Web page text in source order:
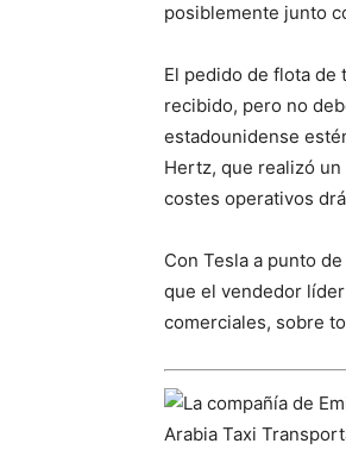
posiblemente junto
El pedido de flota de
recibido, pero no
estadounidense
Hertz, que realizó
costes operativos
Con Tesla a punto
que el vendedor
comerciales, sobre